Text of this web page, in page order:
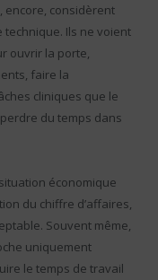
encore, considèrent
technique. Ils ne voient
ouvrir la porte,
faire la
cliniques que le
du temps dans
économique
du chiffre d’affaires,
Souvent même,
uniquement
le temps de travail